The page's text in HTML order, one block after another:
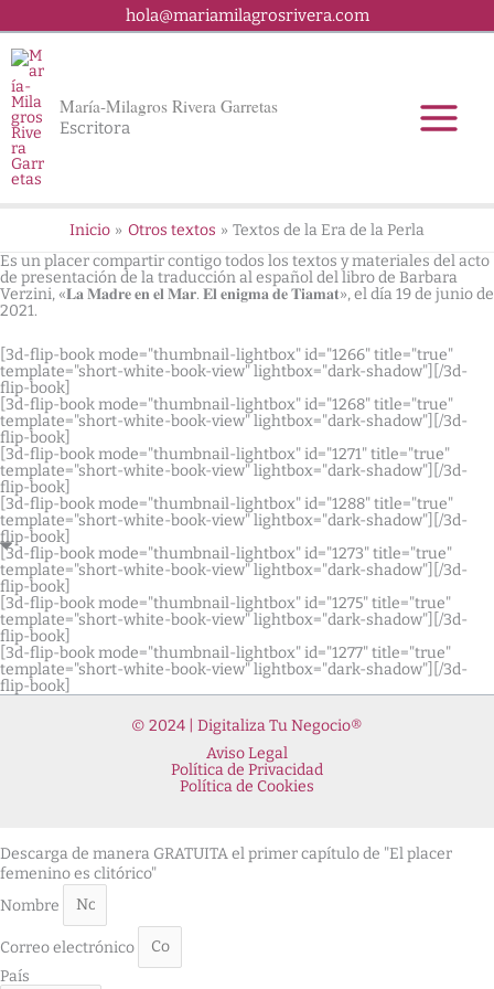
hola@mariamilagrosrivera.com
María-Milagros Rivera Garretas
Escritora
Inicio Otros textos
Textos de la Era de la Perla
Es un placer compartir contigo todos los textos y materiales del acto
de presentación de la traducción al español del libro de Barbara
Verzini, «𝐋𝐚 𝐌𝐚𝐝𝐫𝐞 𝐞𝐧 𝐞𝐥 𝐌𝐚𝐫. 𝐄𝐥 𝐞𝐧𝐢𝐠𝐦𝐚 𝐝𝐞 𝐓𝐢𝐚𝐦𝐚𝐭», el día 19 de junio de
2021.⁣⁣
[3d-flip-book mode="thumbnail-lightbox" id="1266" title="true"
template="short-white-book-view" lightbox="dark-shadow"][/3d-
flip-book]
[3d-flip-book mode="thumbnail-lightbox" id="1268" title="true"
template="short-white-book-view" lightbox="dark-shadow"][/3d-
flip-book]
[3d-flip-book mode="thumbnail-lightbox" id="1271" title="true"
template="short-white-book-view" lightbox="dark-shadow"][/3d-
flip-book]
[3d-flip-book mode="thumbnail-lightbox" id="1288" title="true"
template="short-white-book-view" lightbox="dark-shadow"][/3d-
flip-book]
[3d-flip-book mode="thumbnail-lightbox" id="1273" title="true"
template="short-white-book-view" lightbox="dark-shadow"][/3d-
flip-book]
[3d-flip-book mode="thumbnail-lightbox" id="1275" title="true"
template="short-white-book-view" lightbox="dark-shadow"][/3d-
flip-book]
[3d-flip-book mode="thumbnail-lightbox" id="1277" title="true"
template="short-white-book-view" lightbox="dark-shadow"][/3d-
flip-book]
© 2024 | Digitaliza Tu Negocio®
Aviso Legal
Política de Privacidad
Política de Cookies
Descarga de manera GRATUITA el primer capítulo de "El placer
femenino es clitórico"
Nombre
Correo electrónico
País